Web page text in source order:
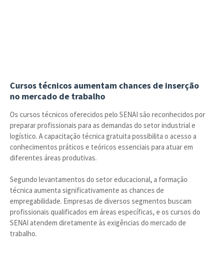
Cursos técnicos aumentam chances de inserção
no mercado de trabalho
Os cursos técnicos oferecidos pelo SENAI são reconhecidos por
preparar profissionais para as demandas do setor industrial e
logístico. A capacitação técnica gratuita possibilita o acesso a
conhecimentos práticos e teóricos essenciais para atuar em
diferentes áreas produtivas.
Segundo levantamentos do setor educacional, a formação
técnica aumenta significativamente as chances de
empregabilidade. Empresas de diversos segmentos buscam
profissionais qualificados em áreas específicas, e os cursos do
SENAI atendem diretamente às exigências do mercado de
trabalho.